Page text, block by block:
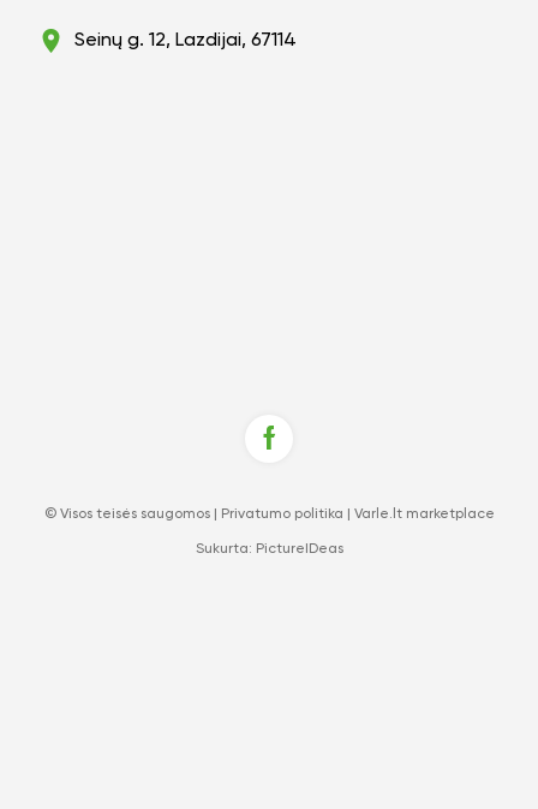
Seinų g. 12, Lazdijai, 67114
© Visos teisės saugomos | Privatumo politika Varle.lt marketplace
Sukurta: PictureIDeas